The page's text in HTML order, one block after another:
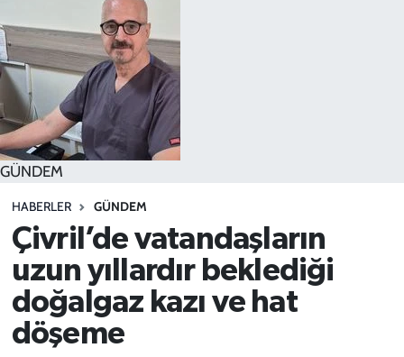
GÜNDEM
HABERLER GÜNDEM
Çivril’de vatandaşların
uzun yıllardır beklediği
doğalgaz kazı ve hat
döşeme
SPOR
TEKNOLOJİ
YAŞAM